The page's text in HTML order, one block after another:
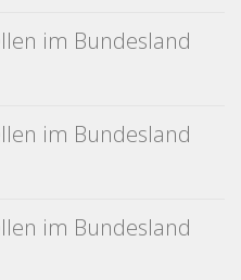
im Bundesland
im Bundesland
im Bundesland